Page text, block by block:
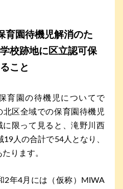
育園待機児解消のた
校跡地に区立認可保
こと
育園の待機児についてで
区全域での保育園待機児
限って見ると、滝野川西
人の合計で54人となり、
ります。
2年4月には（仮称）MIWA